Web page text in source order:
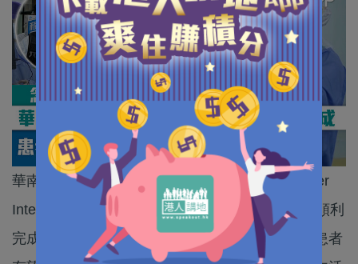
華南地區首兩宗侵入式腦機接口（Brain-Computer
Interface, BCI）植入手術，近日在廣州珠江醫院順利
完成。透過這項前瞻性臨床試驗，兩名高位截癱患者